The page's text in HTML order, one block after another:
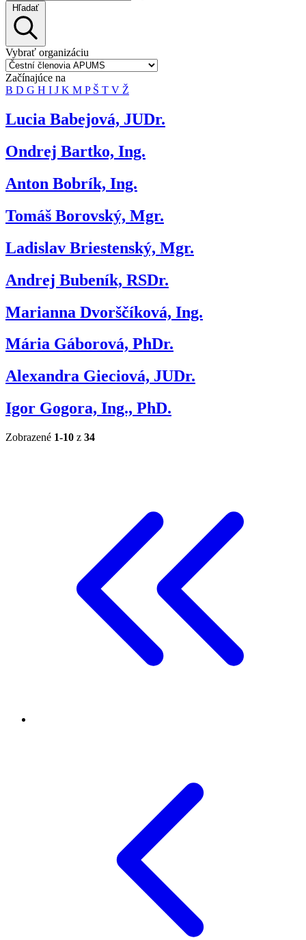
Hľadať
Vybrať organizáciu
Začínajúce na
B D G H I J K M P Š T V Ž
Lucia Babejová, JUDr.
Ondrej Bartko, Ing.
Anton Bobrík, Ing.
Tomáš Borovský, Mgr.
Ladislav Briestenský, Mgr.
Andrej Bubeník, RSDr.
Marianna Dvorščíková, Ing.
Mária Gáborová, PhDr.
Alexandra Gieciová, JUDr.
Igor Gogora, Ing., PhD.
Zobrazené 1-10 z 34